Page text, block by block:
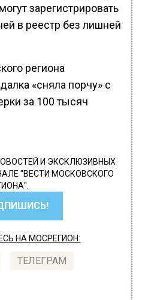
зарегистрировать
в реестр без лишней
региона
«сняла порчу» с
за 100 тысяч
И ЭКСКЛЮЗИВНЫХ
"ВЕСТИ МОСКОВСКОГО
НА МОСРЕГИОН:
ТЕЛЕГРАМ